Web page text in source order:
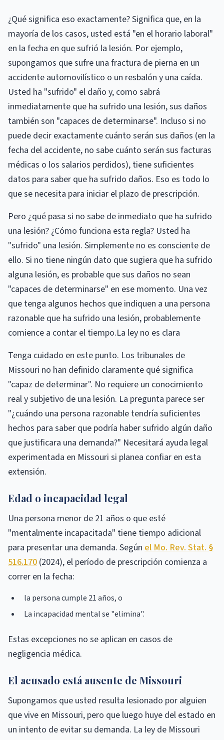
¿Qué significa eso exactamente? Significa que, en la
mayoría de los casos, usted está "en el horario laboral"
en la fecha en que sufrió la lesión. Por ejemplo,
supongamos que sufre una fractura de pierna en un
accidente automovilístico o un resbalón y una caída.
Usted ha "sufrido" el daño y, como sabrá
inmediatamente que ha sufrido una lesión, sus daños
también son "capaces de determinarse". Incluso si no
puede decir exactamente cuánto serán sus daños (en la
fecha del accidente, no sabe cuánto serán sus facturas
médicas o los salarios perdidos), tiene suficientes
datos para saber que ha sufrido daños. Eso es todo lo
que se necesita para iniciar el plazo de prescripción.
Pero ¿qué pasa si no sabe de inmediato que ha sufrido
una lesión? ¿Cómo funciona esta regla? Usted ha
"sufrido" una lesión. Simplemente no es consciente de
ello. Si no tiene ningún dato que sugiera que ha sufrido
alguna lesión, es probable que sus daños no sean
"capaces de determinarse" en ese momento. Una vez
que tenga algunos hechos que indiquen a una persona
razonable que ha sufrido una lesión, probablemente
comience a contar el tiempo.La ley no es clara
Tenga cuidado en este punto. Los tribunales de
Missouri no han definido claramente qué significa
"capaz de determinar". No requiere un conocimiento
real y subjetivo de una lesión. La pregunta parece ser
"¿cuándo una persona razonable tendría suficientes
hechos para saber que podría haber sufrido algún daño
que justificara una demanda?" Necesitará ayuda legal
experimentada en Missouri si planea confiar en esta
extensión.
Edad o incapacidad legal
Una persona menor de 21 años o que esté
"mentalmente incapacitada" tiene tiempo adicional
para presentar una demanda. Según el Mo. Rev. Stat. §
516.170 (2024), el período de prescripción comienza a
correr en la fecha:
la persona cumple 21 años, o
La incapacidad mental se "elimina".
Estas excepciones no se aplican en casos de
negligencia médica.
El acusado está ausente de Missouri
Supongamos que usted resulta lesionado por alguien
que vive en Missouri, pero que luego huye del estado en
un intento de evitar su demanda. La ley de Missouri